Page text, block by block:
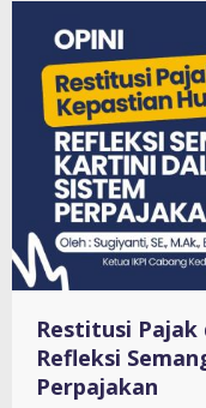
Restitusi Pajak
Refleksi
Perpajakan